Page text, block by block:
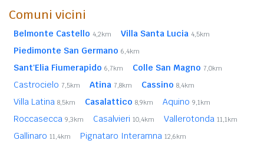
Comuni vicini
Belmonte Castello 4,2km Villa Santa Lucia 4,5km
Piedimonte San Germano 6,4km
Sant'Elia Fiumerapido 6,7km Colle San Magno 7,0km
Castrocielo 7,5km Atina 7,8km Cassino 8,4km
Villa Latina 8,5km Casalattico 8,9km Aquino 9,1km
Roccasecca 9,3km Casalvieri 10,4km Vallerotonda 11,1km
Gallinaro 11,4km Pignataro Interamna 12,6km